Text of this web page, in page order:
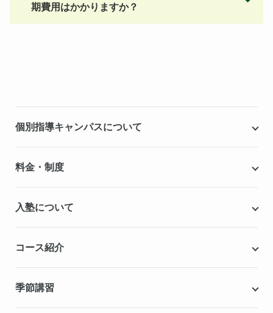
期費用はかかりますか？
個別指導キャンパスについて
こだわりの個別指導専用教材
料金・制度
無料学力診断テスト
入塾について
無料体験授業
コース紹介
季節講習